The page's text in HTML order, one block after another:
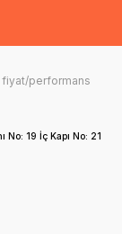
fiyat/performans
No: 19 İç Kapı No: 21